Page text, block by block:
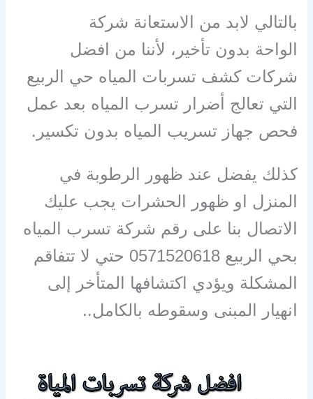
بالتالي لابد من الاستعانة شركة
الواحة بدون تأخير، لأننا من افضل
شركات كشف تسربات المياه حي الربيع
التي تعالج أضرار تسرب المياه بعد عمل
فحص جهاز تسريب المياه بدون تكسير.
كذلك يفضل عند ظهور الرطوبة في
المنزل او ظهور الحشرات يجب عليك
الاتصال بنا على رقم شركة تسرب المياه
بحي الربيع 0571520618 حتي لا تتفاقم
المشكلة ويؤدي اكتشافها المتأخر إلى
انهيار المبنى وسقوطه بالكامل..